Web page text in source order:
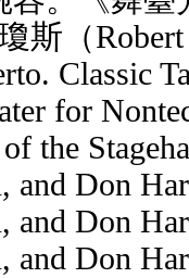
斯（
Classic
for
the
and Don
and Don
and Don